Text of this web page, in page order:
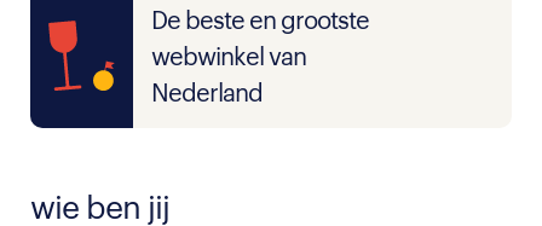
De beste en grootste
webwinkel van
Nederland
wie ben jij